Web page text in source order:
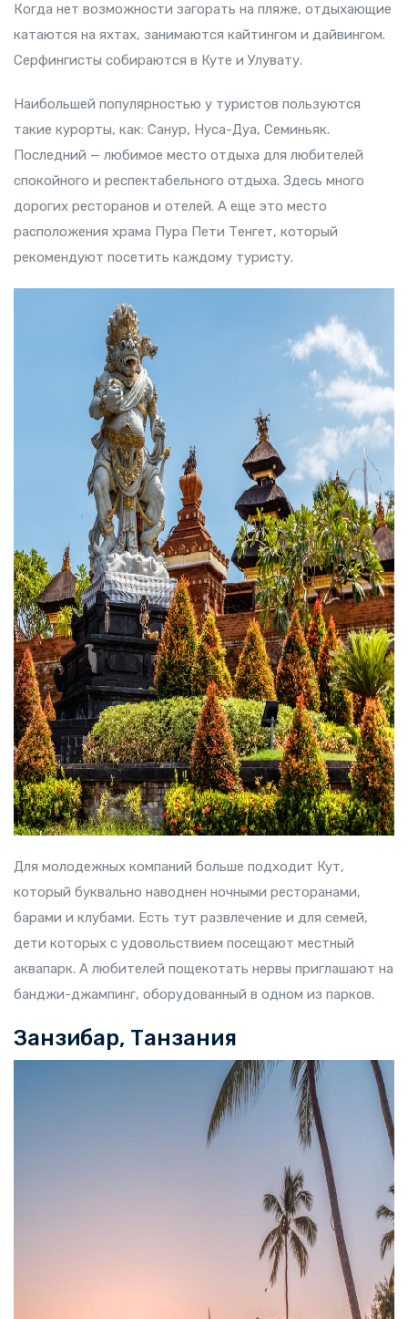
Когда нет возможности загорать на пляже, отдыхающие
катаются на яхтах, занимаются кайтингом и дайвингом.
Серфингисты собираются в Куте и Улувату.
Наибольшей популярностью у туристов пользуются
такие курорты, как: Санур, Нуса-Дуа, Семиньяк.
Последний — любимое место отдыха для любителей
спокойного и респектабельного отдыха. Здесь много
дорогих ресторанов и отелей. А еще это место
расположения храма Пура Пети Тенгет, который
рекомендуют посетить каждому туристу.
Для молодежных компаний больше подходит Кут,
который буквально наводнен ночными ресторанами,
барами и клубами. Есть тут развлечение и для семей,
дети которых с удовольствием посещают местный
аквапарк. А любителей пощекотать нервы приглашают на
банджи-джампинг, оборудованный в одном из парков.
Занзибар, Танзания